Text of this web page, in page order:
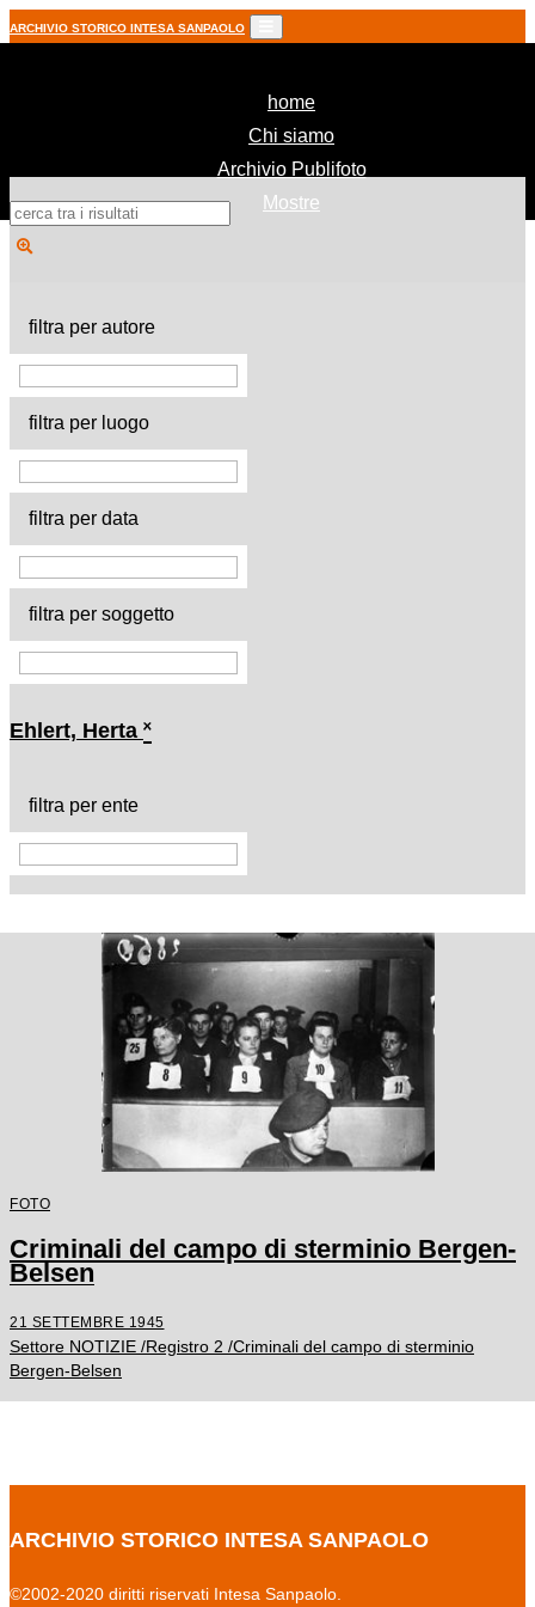
ARCHIVIO STORICO INTESA SANPAOLO
home(current)
Chi siamo
Archivio Publifoto
Mostre
filtra per autore
filtra per luogo
filtra per data
filtra per soggetto
Ehlert, Herta ˟
filtra per ente
FOTO
Criminali del campo di sterminio Bergen-
Belsen
21 SETTEMBRE 1945
Settore NOTIZIE /Registro 2 /Criminali del campo di sterminio
Bergen-Belsen
ARCHIVIO STORICO INTESA SANPAOLO
©2002-2020 diritti riservati Intesa Sanpaolo.